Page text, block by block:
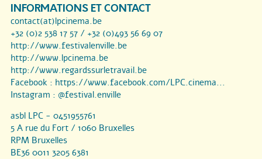
INFORMATIONS ET CONTACT
contact(at)lpcinema.be
+32 (0)2 538 17 57 / +32 (0)493 56 69 07
http://www.festivalenville.be
http://www.lpcinema.be
http://www.regardssurletravail.be
Facebook : https://www.facebook.com/LPC.cinema...
Instagram : @festival.enville
asbl LPC - 0451955761
5 A rue du Fort / 1060 Bruxelles
RPM Bruxelles
BE36 0011 3205 6381